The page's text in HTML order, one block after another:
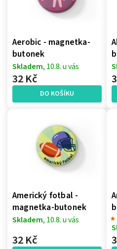
Abecedně
Aerobic - magnetka-
butonek
Skladem, 10.8. u vás
32 Kč
DO KOŠÍKU
Americký fotbal -
magnetka-butonek
Skladem, 10.8. u vás
32 Kč